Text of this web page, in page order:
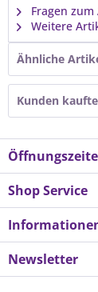
Fragen zum
Weitere
Ähnliche
Kunden
Shop Service
Newsletter